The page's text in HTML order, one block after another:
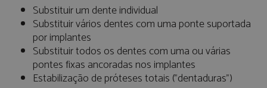
Substituir um dente individual
Substituir vários dentes com uma ponte suportada
por implantes
Substituir todos os dentes com uma ou várias
pontes fixas ancoradas nos implantes
Estabilização de próteses totais ("dentaduras")